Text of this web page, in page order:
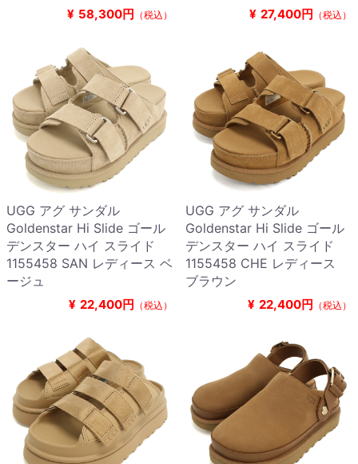
¥ 58,300円 （税込） ¥ 27,400円 （税込）
UGG アグ サンダル
Goldenstar Hi Slide ゴール
デンスター ハイ スライド
1155458 SAN レディース ベ
ージュ
¥ 22,400円 （税込）
UGG アグ サンダル
Goldenstar Hi Slide ゴール
デンスター ハイ スライド
1155458 CHE レディース
ブラウン
¥ 22,400円 （税込）